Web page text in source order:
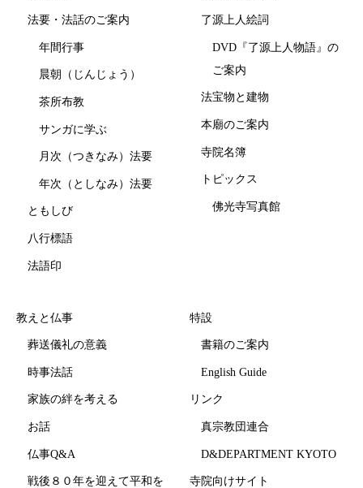
法要・法話のご案内
年間行事
晨朝（じんじょう）
茶所布教
サンガに学ぶ
月次（つきなみ）法要
年次（としなみ）法要
ともしび
八行標語
法語印
了源上人絵詞
DVD『了源上人物語』の
ご案内
法宝物と建物
本廟のご案内
寺院名簿
トピックス
佛光寺写真館
教えと仏事
葬送儀礼の意義
時事法話
家族の絆を考える
お話
仏事Q&A
戦後８０年を迎えて平和を
特設
書籍のご案内
English Guide
リンク
真宗教団連合
D&DEPARTMENT KYOTO
寺院向けサイト